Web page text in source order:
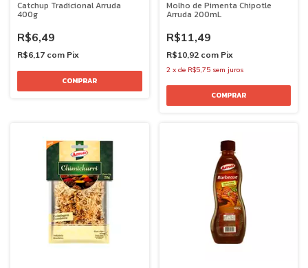
Catchup Tradicional Arruda
400g
R$6,49
R$6,17 com Pix
Molho de Pimenta Chipotle
Arruda 200mL
R$11,49
R$10,92 com Pix
2 x de R$5,75 sem juros